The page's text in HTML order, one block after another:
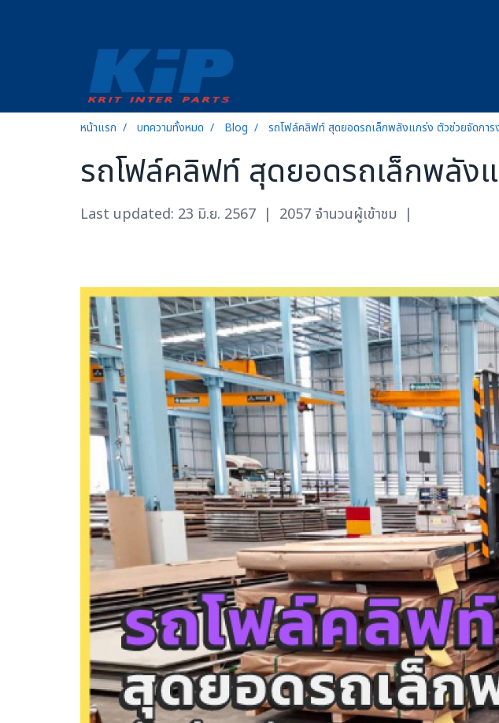
หน้าแรก บทความทั้งหมด Blog รถโฟล์คลิฟท์ สุดยอดรถเล็กพลังแกร่ง ตัวช่วยจัดการ
รถโฟล์คลิฟท์ สุดยอดรถเล็กพลัง
Last updated: 23 มิ.ย. 2567 | 2057 จำนวนผู้เข้าชม |